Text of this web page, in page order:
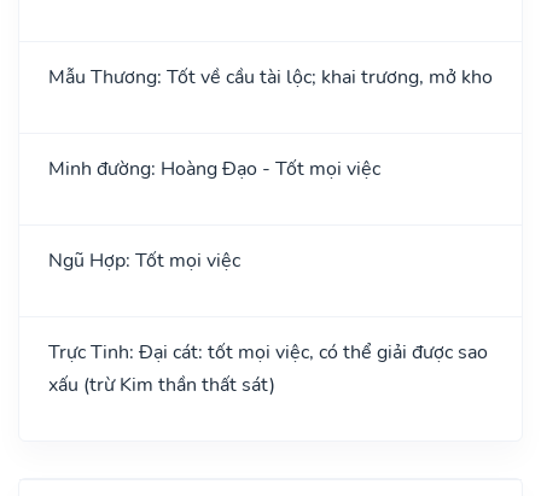
Mẫu Thương: Tốt về cầu tài lộc; khai trương, mở kho
Minh đường: Hoàng Đạo - Tốt mọi việc
Ngũ Hợp: Tốt mọi việc
Trực Tinh: Đại cát: tốt mọi việc, có thể giải được sao
xấu (trừ Kim thần thất sát)